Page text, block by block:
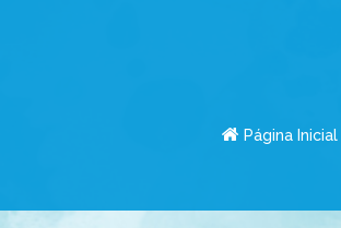
Página Inicial